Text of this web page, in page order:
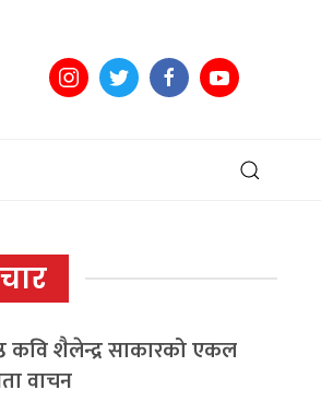
कवि शैलेन्द्र साकारको एकल
वाचन